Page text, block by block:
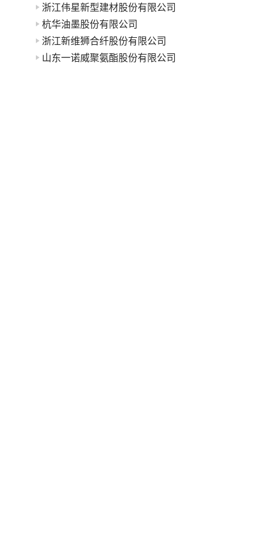
浙江伟星新型建材股份有限公司
杭华油墨股份有限公司
浙江新维狮合纤股份有限公司
山东一诺威聚氨酯股份有限公司